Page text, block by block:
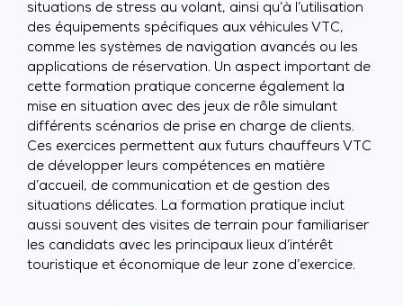
situations de stress au volant, ainsi qu’à l’utilisation
des équipements spécifiques aux véhicules VTC,
comme les systèmes de navigation avancés ou les
applications de réservation. Un aspect important de
cette formation pratique concerne également la
mise en situation avec des jeux de rôle simulant
différents scénarios de prise en charge de clients.
Ces exercices permettent aux futurs chauffeurs VTC
de développer leurs compétences en matière
d’accueil, de communication et de gestion des
situations délicates. La formation pratique inclut
aussi souvent des visites de terrain pour familiariser
les candidats avec les principaux lieux d’intérêt
touristique et économique de leur zone d’exercice.